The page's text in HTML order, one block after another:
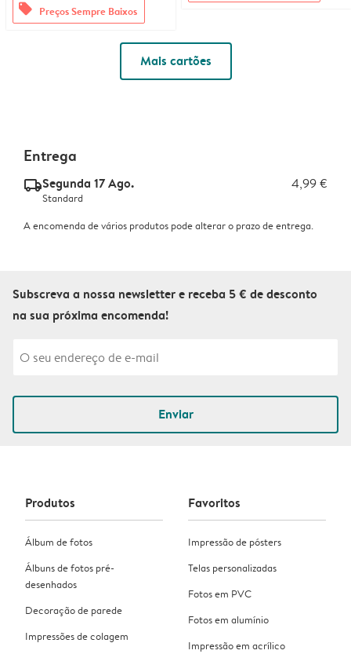
offers Preços Sempre Baixos
Mais cartões
Entrega
delivery_standard_v2Segunda 17 Ago. 4,99 €
Standard
A encomenda de vários produtos pode alterar o prazo de entrega.
Subscreva a nossa newsletter e receba 5 € de desconto
na sua próxima encomenda!
Enviar
Produtos
Álbum de fotos
Álbuns de fotos pré-
desenhados
Decoração de parede
Impressões de colagem
Favoritos
Impressão de pósters
Telas personalizadas
Fotos em PVC
Fotos em alumínio
Impressão em acrílico